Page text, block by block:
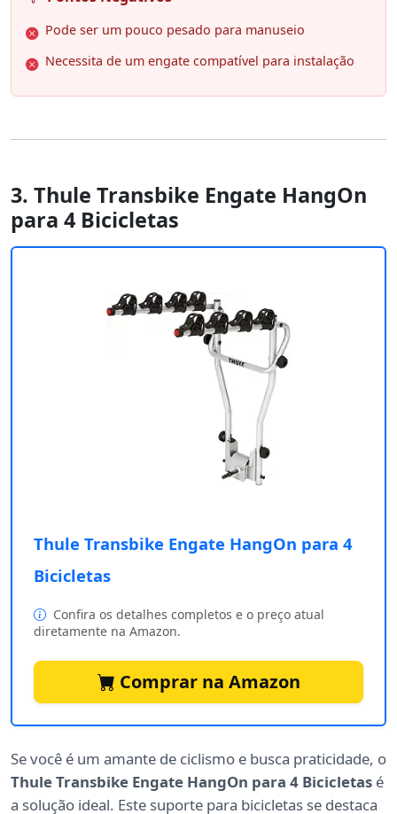
Pode ser um pouco pesado para manuseio
Necessita de um engate compatível para instalação
3. Thule Transbike Engate HangOn
para 4 Bicicletas
Thule Transbike Engate HangOn para 4
Bicicletas
Confira os detalhes completos e o preço atual
diretamente na Amazon.
Comprar na Amazon
Se você é um amante de ciclismo e busca praticidade, o
Thule Transbike Engate HangOn para 4 Bicicletas é
a solução ideal. Este suporte para bicicletas se destaca